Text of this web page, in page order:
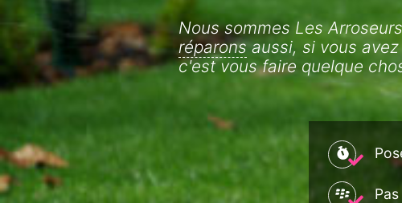
Nous sommes Les
réparons aussi, si vous
c'est vous faire quelque